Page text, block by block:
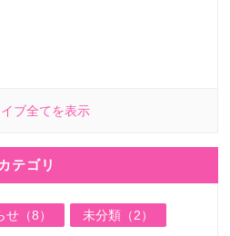
ブ全てを表示
カテゴリ
せ（8） 未分類（2）